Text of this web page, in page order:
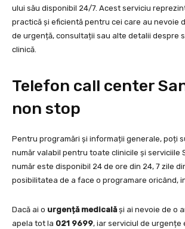
ului său disponibil 24/7. Acest serviciu
practică și eficientă pentru cei care au nevoie
de urgență, consultații sau alte detalii despre
clinică.
Telefon call center
non stop
Pentru programări și informații generale, poți
număr valabil pentru toate clinicile și serviciile
număr este disponibil 24 de ore din 24, 7 zile
posibilitatea de a face o programare oricând,
Dacă ai o urgență medicalăși ai nevoie de o
apela tot la 021 9699, iar serviciul de urgențe